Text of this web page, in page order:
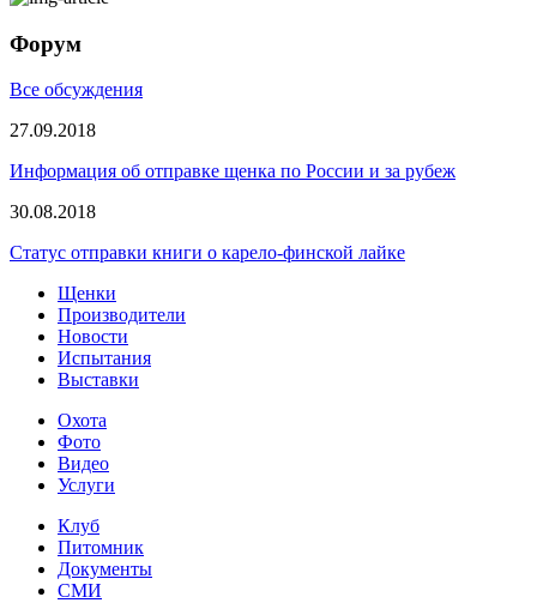
Форум
Все обсуждения
27.09.2018
Информация об отправке щенка по России и за рубеж
30.08.2018
Статус отправки книги о карело-финской лайке
Щенки
Производители
Новости
Испытания
Выставки
Охота
Фото
Видео
Услуги
Клуб
Питомник
Документы
СМИ